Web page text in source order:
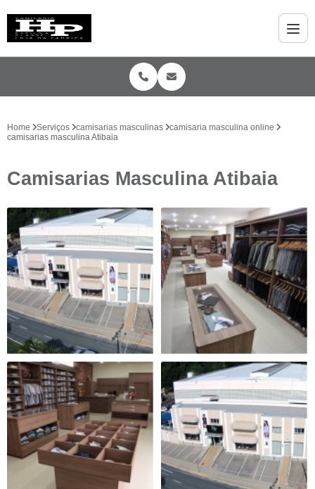
Home Serviços camisarias masculinas
camisaria masculina online
camisarias masculina Atibaia
Camisarias Masculina Atibaia